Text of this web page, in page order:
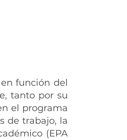
función del
tanto por su
el programa
de trabajo, la
(EPA